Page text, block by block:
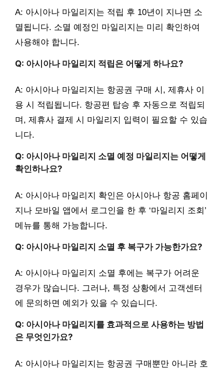
A: 아시아나 마일리지는 적립 후 10년이 지나면 소
멸됩니다. 소멸 예정인 마일리지는 미리 확인하여
사용해야 합니다.
Q: 아시아나 마일리지 적립은 어떻게 하나요?
A: 아시아나 마일리지는 항공권 구매 시, 제휴사 이
용 시 적립됩니다. 항공편 탑승 후 자동으로 적립되
며, 제휴사 결제 시 마일리지 입력이 필요할 수 있습
니다.
Q: 아시아나 마일리지 소멸 예정 마일리지는 어떻게
확인하나요?
A: 아시아나 마일리지 확인은 아시아나 항공 홈페이
지나 모바일 앱에서 로그인을 한 후 ‘마일리지 조회’
메뉴를 통해 가능합니다.
Q: 아시아나 마일리지 소멸 후 복구가 가능한가요?
A: 아시아나 마일리지 소멸 후에는 복구가 어려운
경우가 많습니다. 그러나, 특정 상황에서 고객센터
에 문의하면 예외가 있을 수 있습니다.
Q: 아시아나 마일리지를 효과적으로 사용하는 방법
은 무엇인가요?
A: 아시아나 마일리지는 항공권 구매뿐만 아니라 호